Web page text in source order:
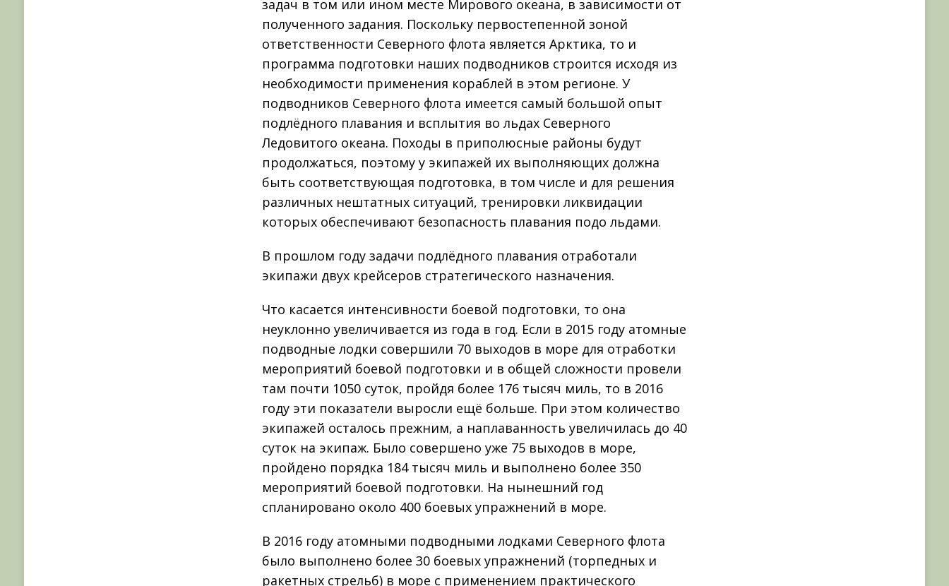
задач в том или ином месте Мирового океана, в зависимости от
полученного задания. Поскольку первостепенной зоной
ответственности Северного флота является Арктика, то и
программа подготовки наших подводников строится исходя из
необходимости применения кораблей в этом регионе. У
подводников Северного флота имеется самый большой опыт
подлёдного плавания и всплытия во льдах Северного
Ледовитого океана. Походы в приполюсные районы будут
продолжаться, поэтому у экипажей их выполняющих должна
быть соответствующая подготовка, в том числе и для решения
различных нештатных ситуаций, тренировки ликвидации
которых обеспечивают безопасность плавания подо льдами.
В прошлом году задачи подлёдного плавания отработали
экипажи двух крейсеров стратегического назначения.
Что касается интенсивности боевой подготовки, то она
неуклонно увеличивается из года в год. Если в 2015 году атомные
подводные лодки совершили 70 выходов в море для отработки
мероприятий боевой подготовки и в общей сложности провели
там почти 1050 суток, пройдя более 176 тысяч миль, то в 2016
году эти показатели выросли ещё больше. При этом количество
экипажей осталось прежним, а наплаванность увеличилась до 40
суток на экипаж. Было совершено уже 75 выходов в море,
пройдено порядка 184 тысяч миль и выполнено более 350
мероприятий боевой подготовки. На нынешний год
спланировано около 400 боевых упражнений в море.
В 2016 году атомными подводными лодками Северного флота
было выполнено более 30 боевых упражнений (торпедных и
ракетных стрельб) в море с применением практического